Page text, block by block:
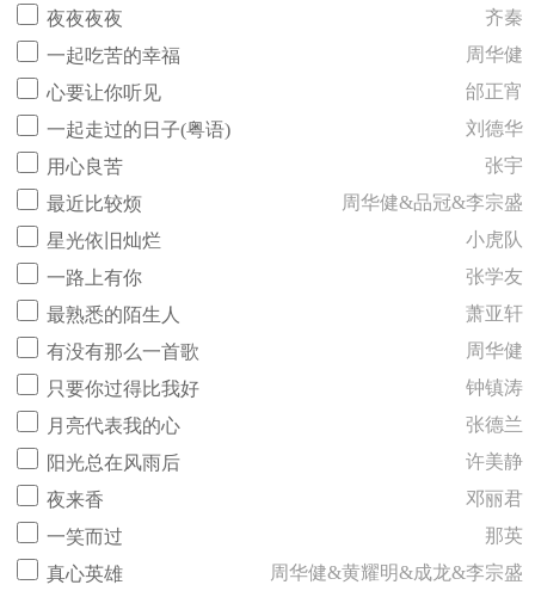
夜夜夜夜
齐秦
一起吃苦的幸福
周华健
心要让你听见
邰正宵
一起走过的日子(粤语)
刘德华
用心良苦
张宇
最近比较烦
周华健&品冠&李宗盛
星光依旧灿烂
小虎队
一路上有你
张学友
最熟悉的陌生人
萧亚轩
有没有那么一首歌
周华健
只要你过得比我好
钟镇涛
月亮代表我的心
张德兰
阳光总在风雨后
许美静
夜来香
邓丽君
一笑而过
那英
真心英雄
周华健&黄耀明&成龙&李宗盛